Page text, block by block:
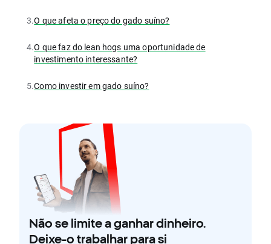
3.O que afeta o preço do gado suíno?
4.O que faz do lean hogs uma oportunidade de
investimento interessante?
5.Como investir em gado suíno?
Não se limite a ganhar dinheiro.
Deixe-o trabalhar para si